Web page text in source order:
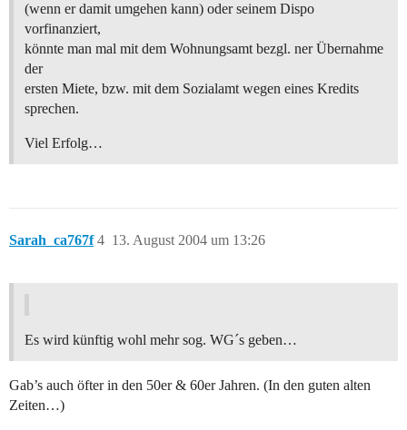
(wenn er damit umgehen kann) oder seinem Dispo
vorfinanziert,
könnte man mal mit dem Wohnungsamt bezgl. ner Übernahme
der
ersten Miete, bzw. mit dem Sozialamt wegen eines Kredits
sprechen.
Viel Erfolg…
Sarah_ca767f 13. August 2004 um 13:26
4
Es wird künftig wohl mehr sog. WG´s geben…
Gab’s auch öfter in den 50er & 60er Jahren. (In den guten alten
Zeiten…)